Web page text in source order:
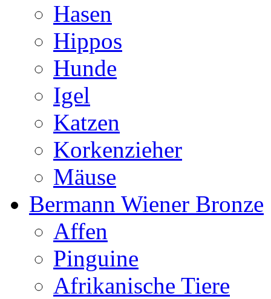
Hasen
Hippos
Hunde
Igel
Katzen
Korkenzieher
Mäuse
Bermann Wiener Bronze
Affen
Pinguine
Afrikanische Tiere